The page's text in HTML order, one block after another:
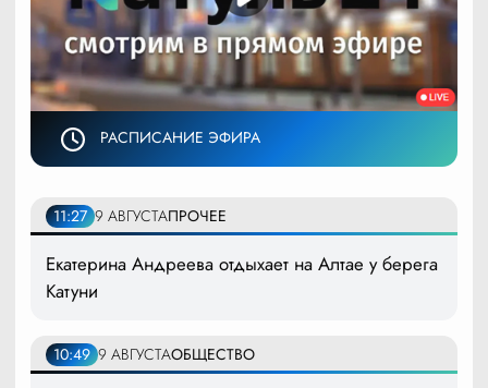
РАСПИСАНИЕ ЭФИРА
11:27 9 АВГУСТАПРОЧЕЕ
Екатерина Андреева отдыхает на Алтае у берега
Катуни
10:49 9 АВГУСТАОБЩЕСТВО